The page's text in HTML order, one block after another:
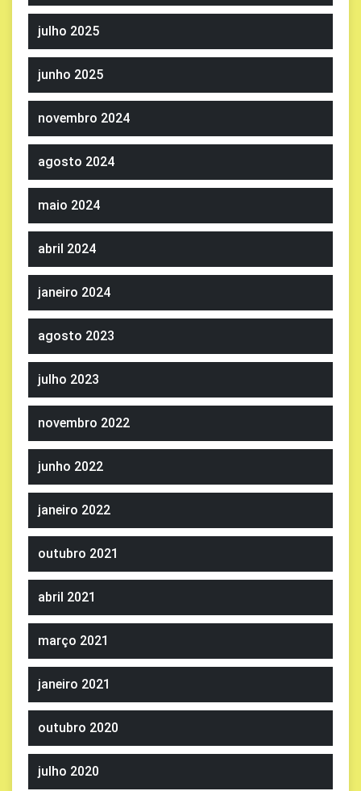
julho 2025
junho 2025
novembro 2024
agosto 2024
maio 2024
abril 2024
janeiro 2024
agosto 2023
julho 2023
novembro 2022
junho 2022
janeiro 2022
outubro 2021
abril 2021
março 2021
janeiro 2021
outubro 2020
julho 2020